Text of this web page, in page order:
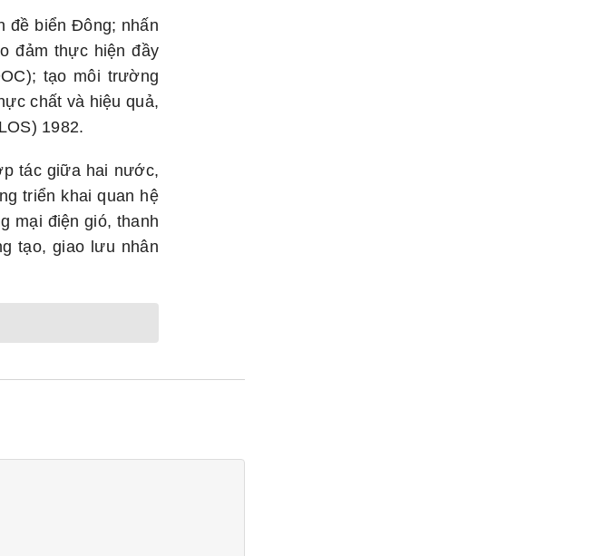
đề biển Đông; nhấn
đảm thực hiện đầy
tạo môi trường
chất và hiệu quả,
1982.
tác giữa hai nước,
triển khai quan hệ
mại điện gió, thanh
tạo, giao lưu nhân